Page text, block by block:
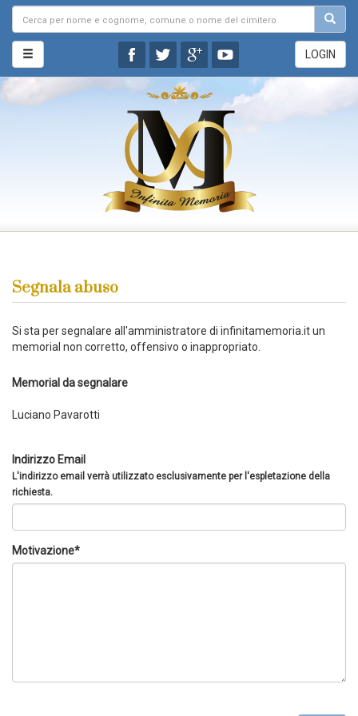
LOGIN
Segnala abuso
Si sta per segnalare all'amministratore di infinitamemoria.it un
memorial non corretto, offensivo o inappropriato.
Memorial da segnalare
Luciano Pavarotti
Indirizzo Email
L'indirizzo email verrà utilizzato esclusivamente per l'espletazione della
richiesta.
Motivazione*